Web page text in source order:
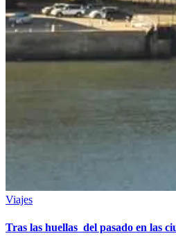
Viajes
Tras las huellas del pasado en las